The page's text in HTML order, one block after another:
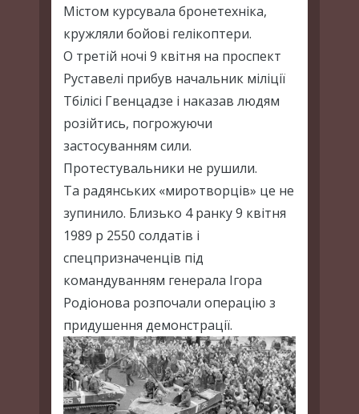
Містом курсувала бронетехніка,
кружляли бойові гелікоптери.
О третій ночі 9 квітня на проспект
Руставелі прибув начальник міліції
Тбілісі Гвенцадзе і наказав людям
розійтись, погрожуючи
застосуванням сили.
Протестувальники не рушили.
Та радянських «миротворців» це не
зупинило. Близько 4 ранку 9 квітня
1989 р 2550 солдатів і
спецпризначенців під
командуванням генерала Ігора
Родіонова розпочали операцію з
придушення демонстрації.